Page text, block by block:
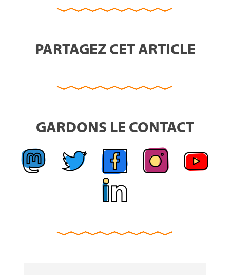
PARTAGEZ CET ARTICLE
GARDONS LE CONTACT